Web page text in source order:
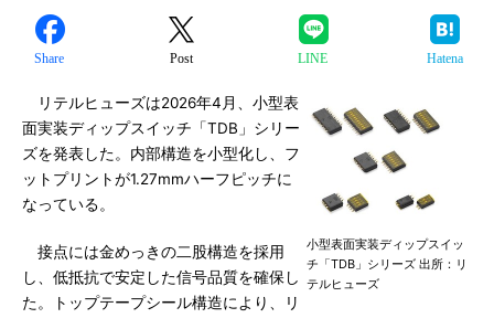
Share Post LINE Hatena
小型表面実装ディップスイッ
チ「TDB」シリーズ 出所：リ
テルヒューズ
リテルヒューズは2026年4月、小型表
面実装ディップスイッチ「TDB」シリー
ズを発表した。内部構造を小型化し、フ
ットプリントが1.27mmハーフピッチに
なっている。
接点には金めっきの二股構造を採用
し、低抵抗で安定した信号品質を確保し
た。トップテープシール構造により、リ